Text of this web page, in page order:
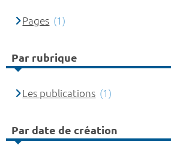
Pages (1)
Par rubrique
Les publications (1)
Par date de création